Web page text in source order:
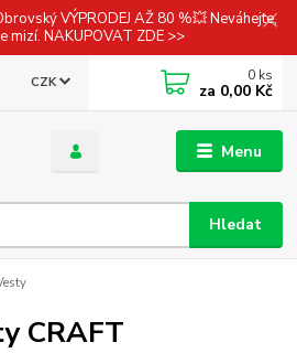
VÝPRODEJ AŽ 80 %💥 Neváhejte,
mizí. NAKUPOVAT ZDE >>
Menu
CZK
Hledat
0 ks
za 0,00 Kč
CRAFT